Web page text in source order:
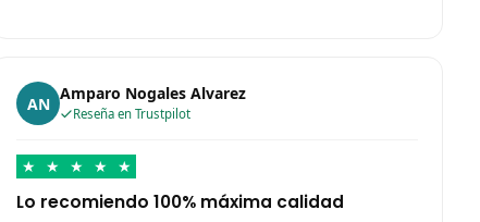
AN Amparo Nogales Alvarez
Reseña en Trustpilot
★ ★ ★ ★ ★
Lo recomiendo 100% máxima calidad